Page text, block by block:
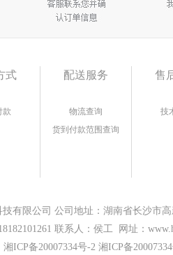
式
款
配送服务
物流查询
货到付款范围查询
售
技
有限公司 公司地址：湖南省长沙市
联系人：侯工 网址：
湘ICP备20007334号-2 湘ICP备